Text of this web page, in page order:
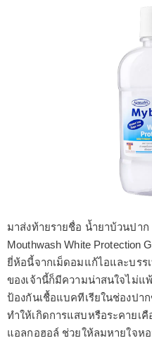
มาส่งท้ายรายชื่อ น้ำยาบ้วนปา
Mouthwash White Protection
ยี่ห้อนี้จากเม็ดอมแก้ไอและบรร
ของเจ้านี้ก็มีความน่าสนใจไม่แ
ป้องกันเชื้อแบคทีเรียในช่องปาก
ทำให้เกิดการแสบหรือระคายเคื
แอลกอฮอล์ ช่วยให้ลมหายใจห